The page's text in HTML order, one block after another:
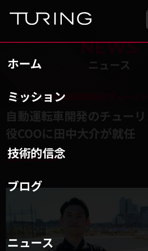
ホーム
ミッション
技術的信念
ブログ
ニュース
チューリング株式会社
/ニュース /自動運転車開発のチューリ
NEWS
ニュース
自動運転車開発のチュー
役COOに⽥中⼤介が就任
2023.01.06